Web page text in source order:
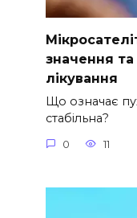
значення та
лікування
Що означає
стабільна?
0 11